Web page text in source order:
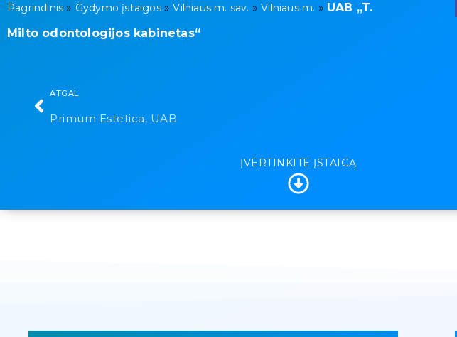
Pagrindinis » Gydymo įstaigos»Vilniaus m. sav. »Vilniaus m. » UAB „T.
Milto odontologijos kabinetas“
ATGAL
Primum Estetica, UAB
ĮVERTINKITE ĮSTAIGĄ